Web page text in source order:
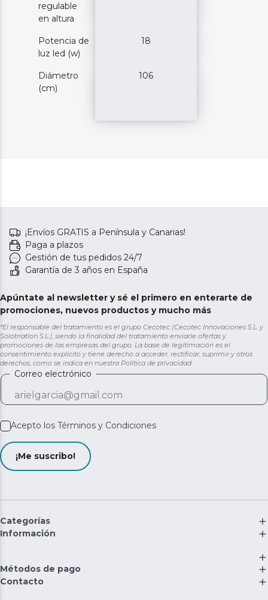
regulable
en altura
Potencia de
luz led (w)
18
Diámetro
(cm)
106
¡Envíos GRATIS a Península y Canarias!
Paga a plazos
Gestión de tus pedidos 24/7
Garantía de 3 años en España
Apúntate al newsletter y sé el primero en enterarte de
promociones, nuevos productos y mucho más
*El responsable del tratamiento es el grupo Cecotec (Cecotec Innovaciones S.L. y
Solotriatlon S.L.), siendo la finalidad del tratamiento enviarle ofertas y
promociones de las empresas del grupo. La base de legitimación es el
consentimiento explícito y tiene derecho a acceder, rectificar, suprimir y otros
derechos, como se indica en nuestra Política de privacidad
Correo electrónico
Acepto los Términos y Condiciones
¡Me suscribo!
Categorías
Información
Métodos de pago
Contacto